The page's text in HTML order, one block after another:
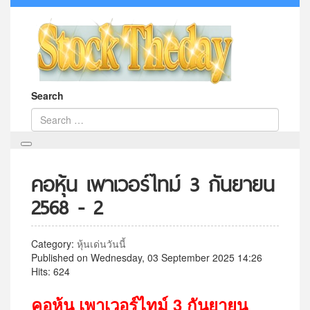
Search
คอหุ้น เพาเวอร์ไทม์ 3 กันยายน
2568 - 2
Category: หุ้นเด่นวันนี้
Published on Wednesday, 03 September 2025 14:26
Hits: 624
คอหุ้น เพาเวอร์ไทม์ 3 กันยายน